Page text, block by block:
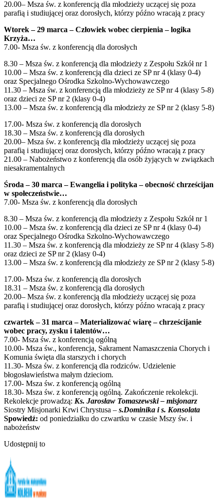
20.00– Msza św. z konferencją dla młodzieży uczącej się poza
parafią i studiującej oraz dorosłych, którzy późno wracają z pracy
Wtorek – 29 marca – Człowiek wobec cierpienia – logika
Krzyża…
7.00- Msza św. z konferencją dla dorosłych
8.30 – Msza św. z konferencją dla młodzieży z Zespołu Szkół nr 1
10.00 – Msza św. z konferencją dla dzieci ze SP nr 4 (klasy 0-4)
oraz Specjalnego Ośrodka Szkolno-Wychowawczego
11.30 – Msza św. z konferencją dla młodzieży ze SP nr 4 (klasy 5-8)
oraz dzieci ze SP nr 2 (klasy 0-4)
13.00 – Msza św. z konferencją dla młodzieży ze SP nr 2 (klasy 5-8)
17.00- Msza św. z konferencją dla dorosłych
18.30 – Msza św. z konferencją dla dorosłych
20.00– Msza św. z konferencją dla młodzieży uczącej się poza
parafią i studiującej oraz dorosłych, którzy późno wracają z pracy
21.00 – Nabożeństwo z konferencją dla osób żyjących w związkach
niesakramentalnych
Środa – 30 marca – Ewangelia i polityka – obecność chrześcijan
w społeczeństwie…
7.00- Msza św. z konferencją dla dorosłych
8.30 – Msza św. z konferencją dla młodzieży z Zespołu Szkół nr 1
10.00 – Msza św. z konferencją dla dzieci ze SP nr 4 (klasy 0-4)
oraz Specjalnego Ośrodka Szkolno-Wychowawczego
11.30 – Msza św. z konferencją dla młodzieży ze SP nr 4 (klasy 5-8)
oraz dzieci ze SP nr 2 (klasy 0-4)
13.00 – Msza św. z konferencją dla młodzieży ze SP nr 2 (klasy 5-8)
17.00- Msza św. z konferencją dla dorosłych
18.31 – Msza św. z konferencją dla dorosłych
20.00– Msza św. z konferencją dla młodzieży uczącej się poza
parafią i studiującej oraz dorosłych, którzy późno wracają z pracy
czwartek – 31 marca – Materializować wiarę – chrześcijanie
wobec pracy, zysku i talentów…
7.00- Msza św. z konferencją ogólną
10.00- Msza św., konferencja, Sakrament Namaszczenia Chorych i
Komunia święta dla starszych i chorych
11.30- Msza św. z konferencją dla rodziców. Udzielenie
błogosławieństwa małym dzieciom.
17.00- Msza św. z konferencją ogólną
18.30- Msza św. z konferencją ogólną. Zakończenie rekolekcji.
Rekolekcje prowadzą: Ks. Jarosław Tomaszewski – misjonarz
Siostry Misjonarki Krwi Chrystusa – s.Dominika i s. Konsolata
Spowiedź: od poniedziałku do czwartku w czasie Mszy św. i
nabożeństw
Udostępnij to